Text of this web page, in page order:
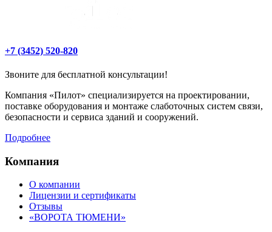
+7 (3452) 520-820
Звоните для бесплатной консультации!
Компания «Пилот» специализируется на проектировании,
поставке оборудования и монтаже слаботочных систем связи,
безопасности и сервиса зданий и сооружений.
Подробнее
Компания
О компании
Лицензии и сертификаты
Отзывы
«ВОРОТА ТЮМЕНИ»